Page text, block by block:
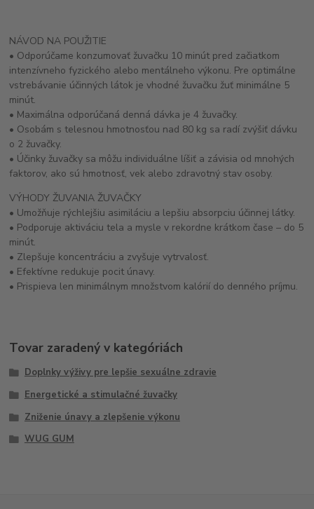
NÁVOD NA POUŽITIE
• Odporúčame konzumovať žuvačku 10 minút pred začiatkom
intenzívneho fyzického alebo mentálneho výkonu. Pre optimálne
vstrebávanie účinných látok je vhodné žuvačku žuť minimálne 5
minút.
• Maximálna odporúčaná denná dávka je 4 žuvačky.
• Osobám s telesnou hmotnosťou nad 80 kg sa radí zvýšiť dávku
o 2 žuvačky.
• Účinky žuvačky sa môžu individuálne líšiť a závisia od mnohých
faktorov, ako sú hmotnosť, vek alebo zdravotný stav osoby.
VÝHODY ŽUVANIA ŽUVAČKY
• Umožňuje rýchlejšiu asimiláciu a lepšiu absorpciu účinnej látky.
• Podporuje aktiváciu tela a mysle v rekordne krátkom čase – do 5
minút.
• Zlepšuje koncentráciu a zvyšuje vytrvalosť.
• Efektívne redukuje pocit únavy.
• Prispieva len minimálnym množstvom kalórií do denného príjmu.
Tovar zaradený v kategóriách
Doplnky výživy pre lepšie sexuálne zdravie
Energetické a stimulačné žuvačky
Zniženie únavy a zlepšenie výkonu
WUG GUM